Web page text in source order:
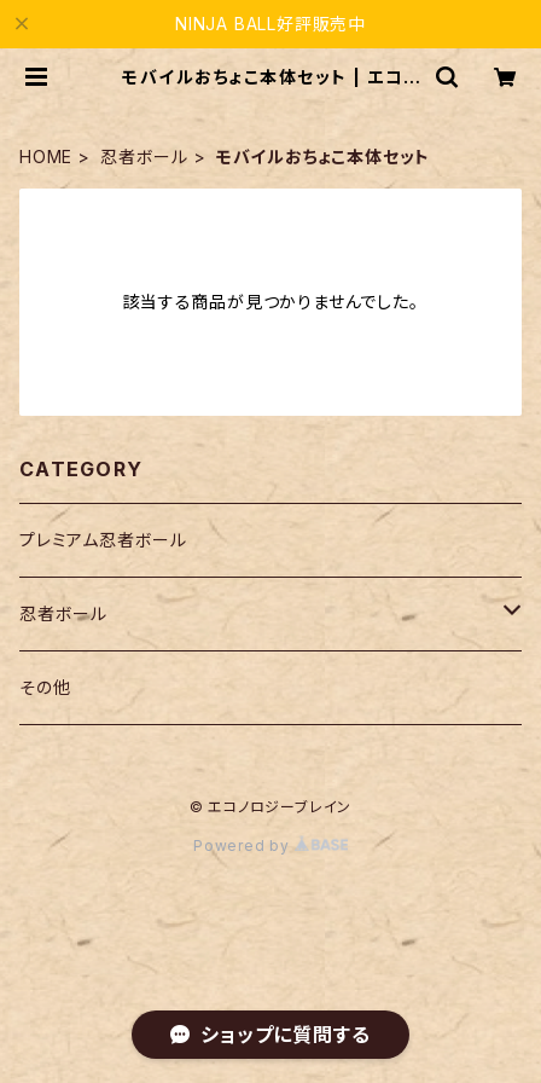
NINJA BALL好評販売中
モバイルおちょこ本体セット | エコノ
HOME 忍者ボール モバイルおちょこ本体セット
該当する商品が見つかりませんでした。
CATEGORY
プレミアム忍者ボール
忍者ボール
モバイルおちょこ本体セット
おちょこ部のみペアセット
モバイルおちょこ複数本体セット
モバイルおちょこよりどりセット
その他
© エコノロジーブレイン
Powered by
ショップに質問する